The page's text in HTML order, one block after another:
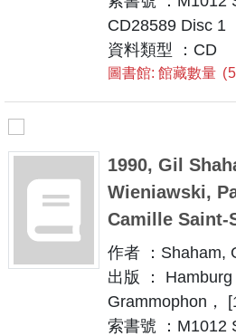
CD28589 Disc 1
資料類型 ：CD
圖書館: 館藏數量 5
1990, Gil
Wieniawski,
Camille Saint-
作者 ：Shaham,
出版 ：
Grammophon，
索書號 ：M1012